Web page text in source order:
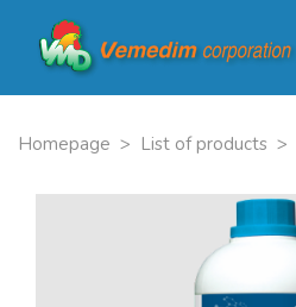
Homepage > List of products >